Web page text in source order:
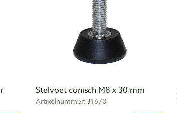
Stelvoet conisch M8 x 30 mm
Artikelnummer: 31670